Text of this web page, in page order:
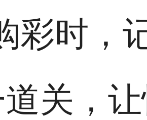
彩时，
关，